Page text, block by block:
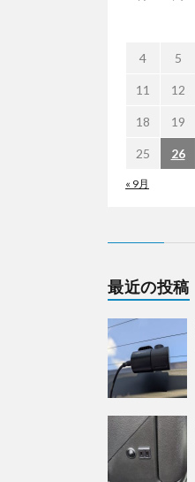
« 9月
4 5
11 12
18 19
25 26
最近の投稿